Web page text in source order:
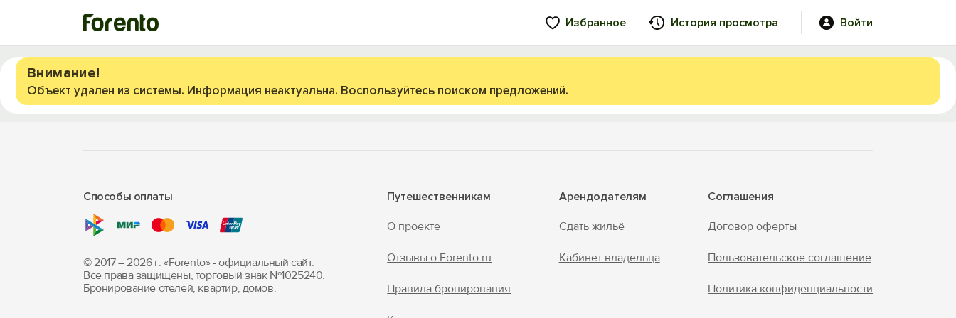
Избранное История просмотра Войти
Внимание!
Объект удален из системы. Информация неактуальна. Воспользуйтесь поиском предложений.
Путешественникам
О проекте
Отзывы о Forento.ru
Правила бронирования
Арендодателям
Сдать жильё
Кабинет владельца
Соглашения
Договор оферты
Пользовательское соглашение
Политика конфиденциальности
Способы оплаты
© 2017 – 2026 г. «Forento» - официальный сайт.
Все права защищены, торговый знак Nº1025240.
Бронирование отелей, квартир, домов.